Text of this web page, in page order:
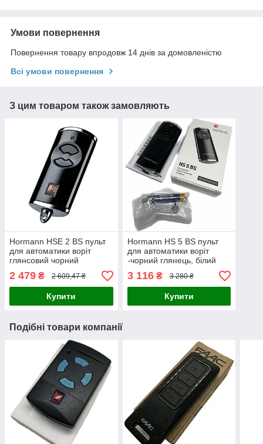
Умови повернення
Повернення товару впродовж 14 днів за домовленістю
Всі умови повернення
З цим товаром також замовляють
Hormann HSE 2 BS пульт
для автоматики воріт
глянсовий чорний
2 479 ₴ 2 609,47 ₴
Купити
Hormann HS 5 BS пульт
для автоматики воріт
-чорний глянець, білий
глянець
3 116₴ 3 280 ₴
Купити
Подібні товари компанії